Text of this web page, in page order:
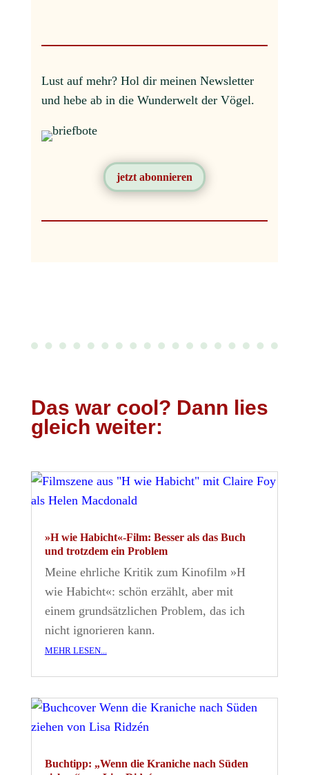
Lust auf mehr? Hol dir meinen Newsletter
und hebe ab in die Wunderwelt der Vögel.
jetzt abonnieren
Das war cool? Dann lies
gleich weiter:
»H wie Habicht«-Film: Besser als das Buch
und trotzdem ein Problem
Meine ehrliche Kritik zum Kinofilm »H
wie Habicht«: schön erzählt, aber mit
einem grundsätzlichen Problem, das ich
nicht ignorieren kann.
mehr lesen...
Buchtipp: „Wenn die Kraniche nach Süden